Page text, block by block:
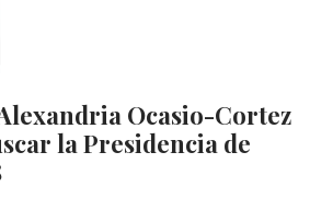
Ocasio-Cortez
la Presidencia de